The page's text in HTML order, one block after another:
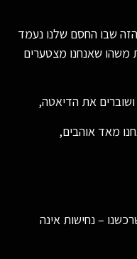
שבו החסם שלנו נעמד
משהו שאנחנו מצטערים
את הדיאטה,
מאד אוהבים,
– נחישות אינה